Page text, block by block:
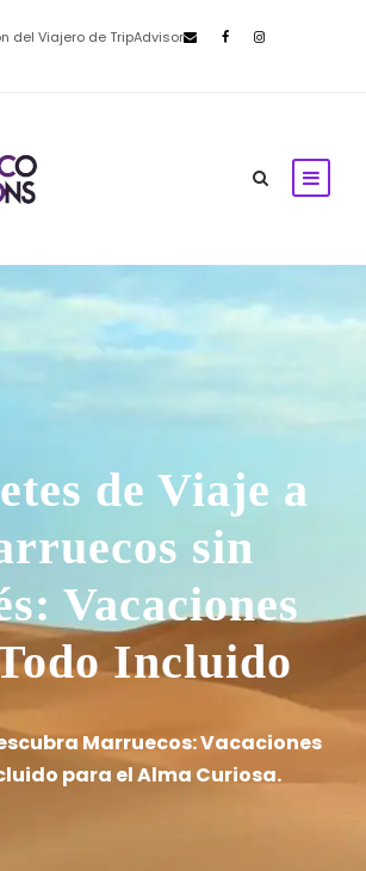
del Viajero de TripAdvisor
de Viaje a
sin
Vacaciones
Incluido
Marruecos: Vacaciones
para el Alma Curiosa.